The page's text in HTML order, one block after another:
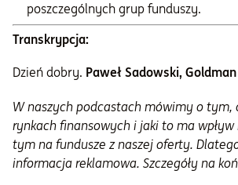
poszczególnych grup funduszy.
Transkrypcja:
Dzień dobry. Paweł Sadowski,
W naszych podcastach mówimy o tym,
rynkach finansowych i jaki to ma
tym na fundusze z naszej oferty.
informacja reklamowa. Szczegóły na